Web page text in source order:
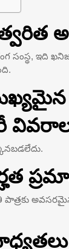
త్వరిత
సంస్థ, ఇది
పాత్రకు